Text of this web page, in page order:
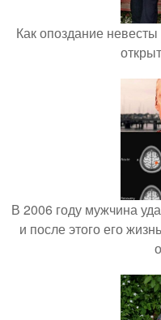
Как опоздание
В 2006 году мужчина
и после этого его